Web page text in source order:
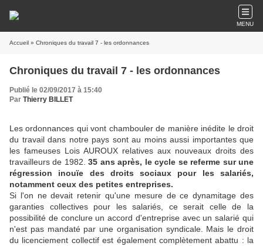
MENU
Accueil » Chroniques du travail 7 - les ordonnances
Chroniques du travail 7 - les ordonnances
Publié le 02/09/2017 à 15:40
Par Thierry BILLET
Les ordonnances qui vont chambouler de manière inédite le droit
du travail dans notre pays sont au moins aussi importantes que
les fameuses Lois AUROUX relatives aux nouveaux droits des
travailleurs de 1982.35 ans après, le cycle se referme sur une
régression inouïe des droits sociaux pour les salariés,
notamment ceux des petites entreprises.
Si l'on ne devait retenir qu'une mesure de ce dynamitage des
garanties collectives pour les salariés, ce serait celle de la
possibilité de conclure un accord d'entreprise avec un salarié qui
n'est pas mandaté par une organisation syndicale. Mais le droit
du licenciement collectif est également complètement abattu : la